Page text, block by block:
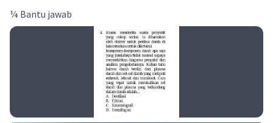
¼ Bantu jawab